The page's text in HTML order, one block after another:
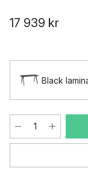
17 939 kr
Black